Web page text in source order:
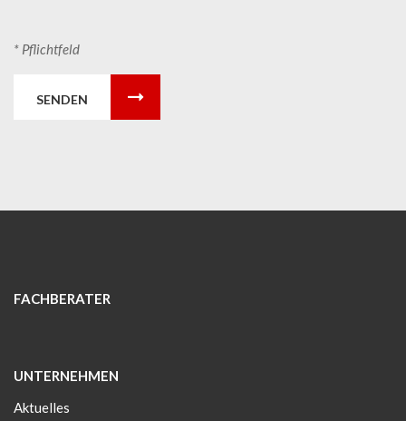
* Pflichtfeld
SENDEN
FACHBERATER
UNTERNEHMEN
Aktuelles